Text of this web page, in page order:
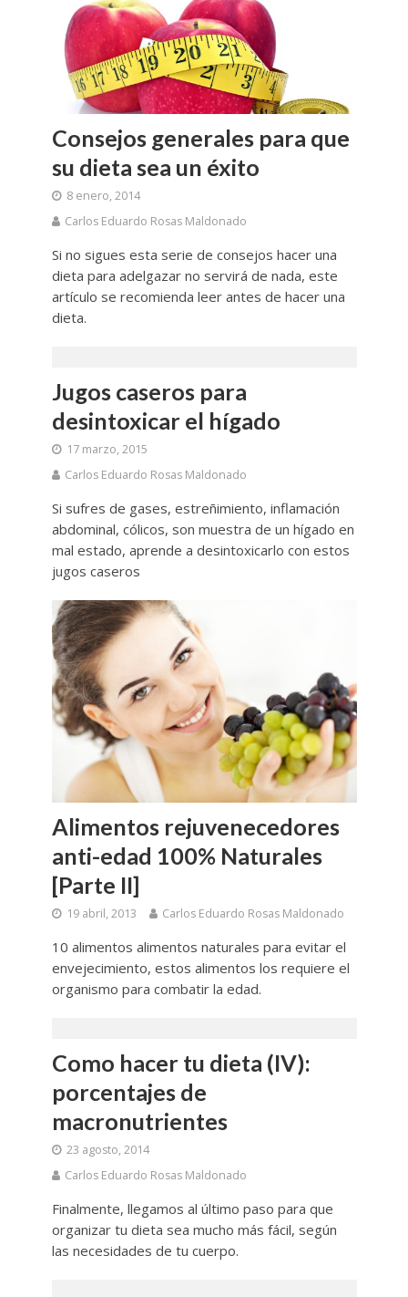
Consejos generales para que
su dieta sea un éxito
8 enero, 2014
Carlos Eduardo Rosas Maldonado
Si no sigues esta serie de consejos hacer una
dieta para adelgazar no servirá de nada, este
artículo se recomienda leer antes de hacer una
dieta.
Jugos caseros para
desintoxicar el hígado
17 marzo, 2015
Carlos Eduardo Rosas Maldonado
Si sufres de gases, estreñimiento, inflamación
abdominal, cólicos, son muestra de un hígado en
mal estado, aprende a desintoxicarlo con estos
jugos caseros
Alimentos rejuvenecedores
anti-edad 100% Naturales
[Parte II]
19 abril, 2013 Carlos Eduardo Rosas Maldonado
10 alimentos alimentos naturales para evitar el
envejecimiento, estos alimentos los requiere el
organismo para combatir la edad.
Como hacer tu dieta (IV):
porcentajes de
macronutrientes
23 agosto, 2014
Carlos Eduardo Rosas Maldonado
Finalmente, llegamos al último paso para que
organizar tu dieta sea mucho más fácil, según
las necesidades de tu cuerpo.